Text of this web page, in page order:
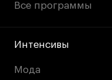
Все программы
Интенсивы
Мода